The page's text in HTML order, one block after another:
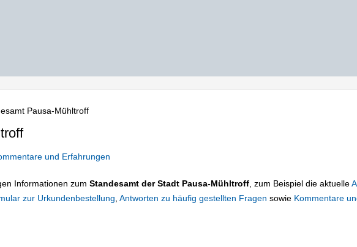
Pausa-Mühltroff
und Erfahrungen
Informationen zum Standesamt der Stadt Pausa-Mühltroff , zum Beispiel die aktuelle
zur Urkundenbestellung Antworten zu häufig gestellten Fragen sowie Kommentare